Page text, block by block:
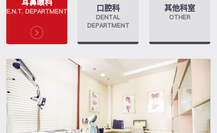
E.N.T. DEPARTMENT 口腔科
DENTAL
DEPARTMENT
其他科室
OTHER